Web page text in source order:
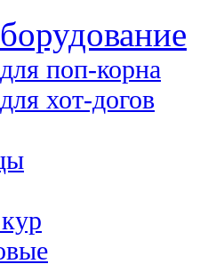
поп-корна
хот-догов